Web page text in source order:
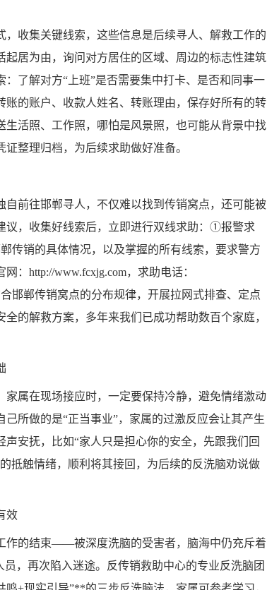
收集关键线索，这些信息是后续寻人、解救工作的
居为由，询问对方居住的区域、周边的标志性建筑
了解对方“上班”是否需要集中打卡、是否和同事一
的账户、收款人姓名、转账理由，保存好所有的转
活照、工作照，哪怕是风景照，也可能从背景中找
整理归档，为后续求助做好准备。
前往邯郸寻人，不仅难以找到传销窝点，还可能被
议，收集好线索后，立即进行双线求助：①报警求
传销的具体情况，以及掌握的所有线索，要求警方
：http://www.fcxjg.com，求助电话：
邯郸传销窝点的分布规律，开展拉网式排查、定点
的解救方案，多年来我们已成功帮助数百个家庭，
属在现场接应时，一定要保持冷静，避免情绪激动
所做的是“正当事业”，家属的过激反应会让其产生
安抚，比如“家人只是担心你的安全，先跟我们回
抵触情绪，顺利将其接回，为后续的反洗脑劝说做
效
作的结束——被深度洗脑的受害者，脑海中仍充斥着
，再次陷入迷途。反传销救助中心的专业反洗脑团